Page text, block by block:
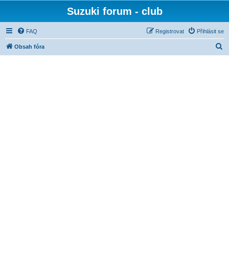
Suzuki forum - club
FAQ Přihlásit se
Registrovat
Obsah fóra